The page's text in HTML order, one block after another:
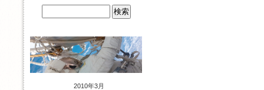
2010年3月